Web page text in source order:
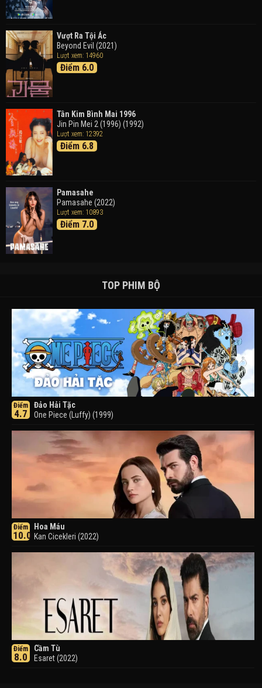
Vượt Ra Tội Ác
Beyond Evil (2021)
Lượt xem: 14960
Điểm 6.0
Tân Kim Bình Mai 1996
Jin Pin Mei 2 (1996) (1992)
Lượt xem: 12392
Điểm 6.8
Pamasahe
Pamasahe (2022)
Lượt xem: 10893
Điểm 7.0
TOP PHIM BỘ
Điểm
4.7
Đảo Hải Tặc
One Piece (Luffy) (1999)
Điểm
10.0
Hoa Máu
Kan Cicekleri (2022)
Điểm
8.0
Cầm Tù
Esaret (2022)